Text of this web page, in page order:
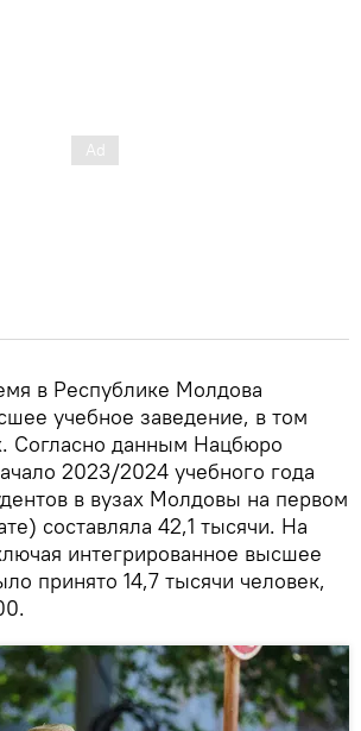
в Республике Молдова
учебное заведение, в том
Согласно данным Нацбюро
2023/2024 учебного года
в вузах Молдовы на первом
составляла 42,1 тысячи. На
интегрированное высшее
принято 14,7 тысячи человек,